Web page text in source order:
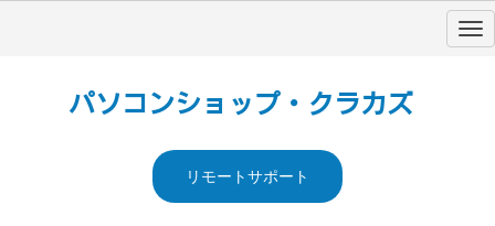
パソコンショップ・クラカズ
リモートサポート